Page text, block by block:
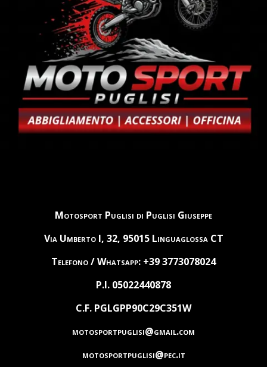
Motosport Puglisi di Puglisi Giuseppe
Via Umberto I, 32, 95015 Linguaglossa CT
Telefono / Whatsapp: +39 3773078024
P.I. 05022440878
C.F. PGLGPP90C29C351W
motosportpuglisi@gmail.com
motosportpuglisi@pec.it